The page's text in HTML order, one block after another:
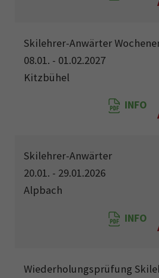
Skilehrer-Anwärter
08.01. - 01.02.2027
Kitzbühel
INFO
Skilehrer-Anwärter
20.01. - 29.01.2026
Alpbach
INFO
Wiederholungsprüfung